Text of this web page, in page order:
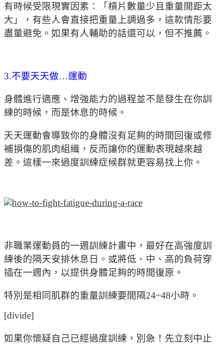
有時候受限現實因素：「槓片數量少且重量間距太
大」，有些人會直接把重量上調過多，這款情形要
盡量避免。如果有人輔助的話還可以，但不推薦。
3.不要天天做…運動
身體進行適應、增強能力的過程並不是發生在你訓
練的時候，而是休息的時候。
天天運動會導致你的身體沒有足夠的時間回復或修
補損傷的肌肉組織，反而讓你的運動表現越來越
差。這樣一來過度訓練症候群就更容易找上你。
非職業運動員的一週訓練計畫中，最好在高強度訓
練後的隔天安排休息日。或將低、中、高的負荷穿
插在一週內，以提供身體足夠的時間復原。
特別是相同肌群的重量訓練要間隔24~48小時。
[divide]
如果你懷疑自己已經過度訓練，別急！先立刻中止